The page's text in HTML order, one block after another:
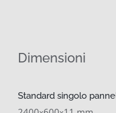
Dimensioni
Standard singolo